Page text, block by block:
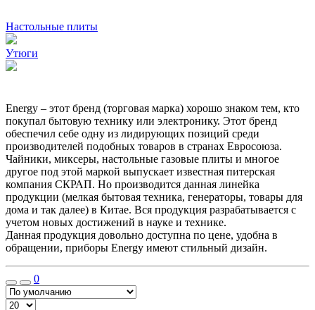
Настольные плиты
Утюги
Energy – этот бренд (торговая марка) хорошо знаком тем, кто
покупал бытовую технику или электронику. Этот бренд
обеспечил себе одну из лидирующих позиций среди
производителей подобных товаров в странах Евросоюза.
Чайники, миксеры, настольные газовые плиты и многое
другое под этой маркой выпускает известная питерская
компания СКРАП. Но производится данная линейка
продукции (мелкая бытовая техника, генераторы, товары для
дома и так далее) в Китае. Вся продукция разрабатывается с
учетом новых достижений в науке и технике.
Данная продукция довольно доступна по цене, удобна в
обращении, приборы Energy имеют стильный дизайн.
0